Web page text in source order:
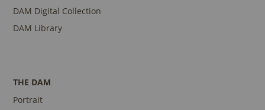
DAM Digital Collection
DAM Library
THE DAM
Portrait